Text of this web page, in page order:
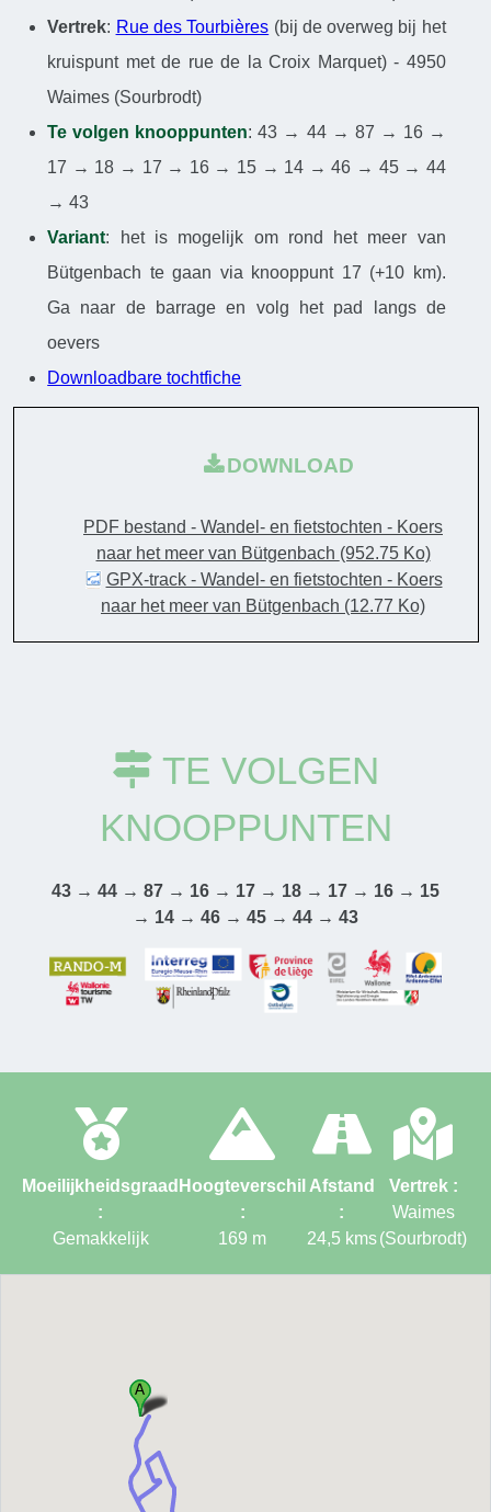
Vertrek: Rue des Tourbières (bij de overweg bij het
kruispunt met de rue de la Croix Marquet) - 4950
Waimes (Sourbrodt)
Te volgen knooppunten: 43 → 44 → 87 → 16 →
17 → 18 → 17 → 16 → 15 → 14 → 46 → 45 → 44
→ 43
Variant: het is mogelijk om rond het meer van
Bütgenbach te gaan via knooppunt 17 (+10 km).
Ga naar de barrage en volg het pad langs de
oevers
Downloadbare tochtfiche
DOWNLOAD
PDF bestand - Wandel- en fietstochten - Koers
naar het meer van Bütgenbach (952.75 Ko)
GPX-track - Wandel- en fietstochten - Koers
naar het meer van Bütgenbach (12.77 Ko)
TE VOLGEN
KNOOPPUNTEN
43 → 44 → 87 → 16 → 17 → 18 → 17 → 16 → 15
→ 14 → 46 → 45 → 44 → 43
Moeilijkheidsgraad
:
Gemakkelijk
Hoogteverschil
:
169 m
Afstand
:
24,5 kms
Vertrek :
Waimes
(Sourbrodt)